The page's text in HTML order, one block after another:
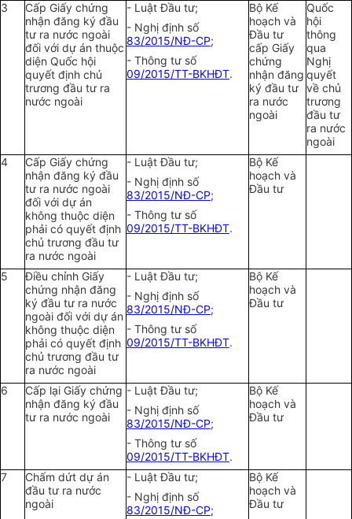
3
Cấp Giấy chứng
nhận đăng ký đầu
tư ra nước ngoài
đối với dự án thuộc
diện Quốc hội
quyết định chủ
trương đầu tư ra
nước ngoài
- Luật Đầu tư;
- Nghị định số
83/2015/NĐ-CP;
- Thông tư số
09/2015/TT-BKHĐT.
Bộ Kế
hoạch và
Đầu tư
cấp Giấy
chứng
nhận đăng
ký đầu tư
ra nước
ngoài
Quốc
hội
thông
qua
Nghị
quyết
về chủ
trương
đầu tư
ra nước
ngoài
4
Cấp Giấy chứng
nhận đăng ký đầu
tư ra nước ngoài
đối với dự án
không thuộc diện
phải có quyết định
chủ trương đầu tư
ra nước ngoài
- Luật Đầu tư;
- Nghị định số
83/2015/NĐ-CP;
- Thông tư số
09/2015/TT-BKHĐT.
Bộ Kế
hoạch và
Đầu tư
5
Điều chỉnh Giấy
chứng nhận đăng
ký đầu tư ra nước
ngoài đối với dự án
không thuộc diện
phải có quyết định
chủ trương đầu tư
ra nước ngoài
- Luật Đầu tư;
- Nghị định số
83/2015/NĐ-CP;
- Thông tư số
09/2015/TT-BKHĐT.
Bộ Kế
hoạch và
Đầu tư
6
Cấp lại Giấy chứng
nhận đăng ký đầu
tư ra nước ngoài
- Luật Đầu tư;
- Nghị định số
83/2015/NĐ-CP;
- Thông tư số
09/2015/TT-BKHĐT.
Bộ Kế
hoạch và
Đầu tư
7
Chấm dứt dự án
đầu tư ra nước
ngoài
- Luật Đầu tư;
- Nghị định số
83/2015/NĐ-CP;
Bộ Kế
hoạch và
Đầu tư